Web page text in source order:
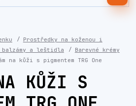
Prostředky na koženou i
balzámy a leštidla
Barevné krémy
na kůži s pigmentem TRG One
KŮŽI S